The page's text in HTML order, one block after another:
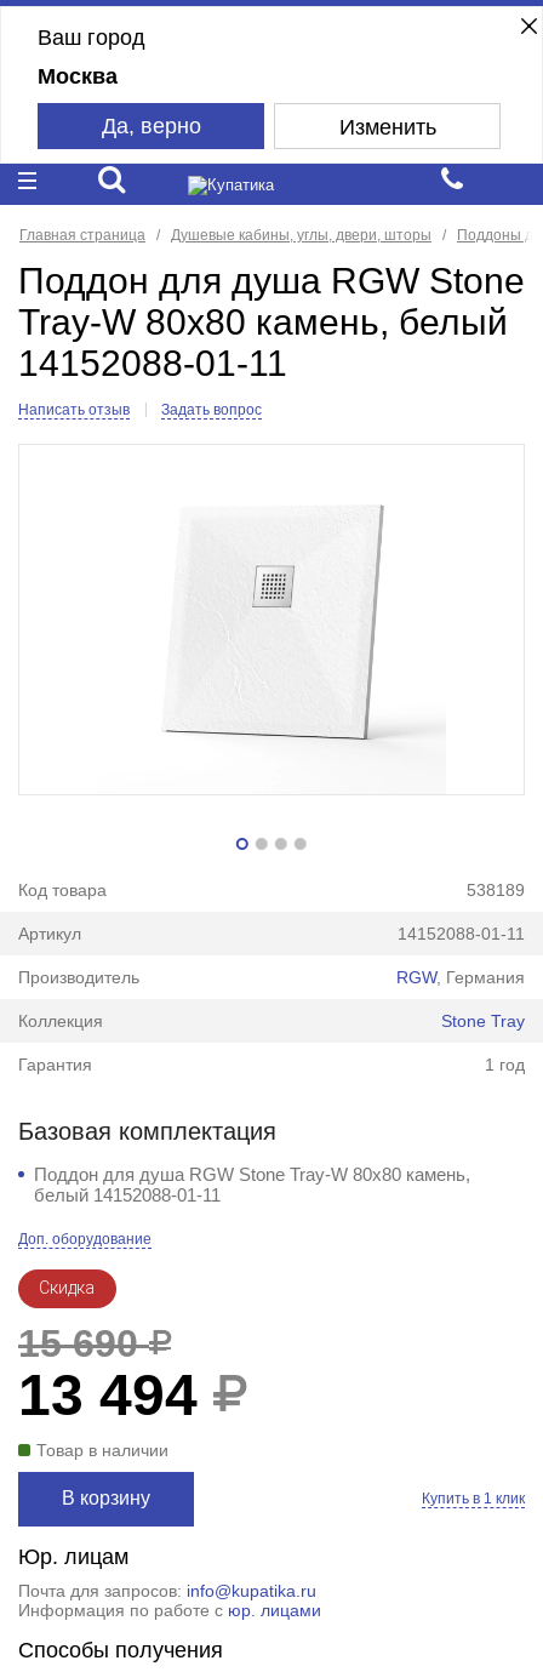
Ваш город
Москва
Да, верно Изменить
Главная страница Душевые кабины, углы, двери, шторы Поддоны
Поддон для душа RGW Stone
Tray-W 80x80 камень, белый
14152088-01-11
Написать отзыв Задать вопрос
Код товара 538189
Артикул 14152088-01-11
Производитель RGW, Германия
Коллекция Stone Tray
Гарантия 1 год
Базовая комплектация
Поддон для душа RGW Stone Tray-W 80x80 камень,
белый 14152088-01-11
Доп. оборудование
Скидка
15 690
13 494
Товар в наличии
В корзину Купить в 1 клик
Юр. лицам
Почта для запросов: info@kupatika.ru
Информация по работе с юр. лицами
Способы получения